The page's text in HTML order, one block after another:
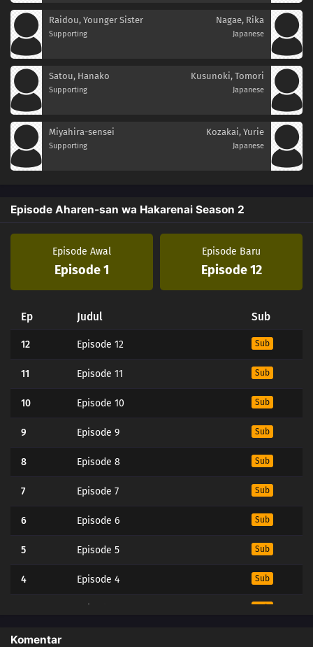
Raidou, Younger Sister
Supporting
Nagae, Rika
Japanese
Satou, Hanako
Supporting
Kusunoki, Tomori
Japanese
Miyahira-sensei
Supporting
Kozakai, Yurie
Japanese
Episode Aharen-san wa Hakarenai Season 2
Episode Awal
Episode 1
Episode Baru
Episode 12
Ep Judul Sub
12 Episode 12 Sub
11 Episode 11 Sub
10 Episode 10 Sub
9 Episode 9 Sub
8 Episode 8 Sub
7 Episode 7 Sub
6 Episode 6 Sub
5 Episode 5 Sub
4 Episode 4 Sub
Sub
2
Komentar